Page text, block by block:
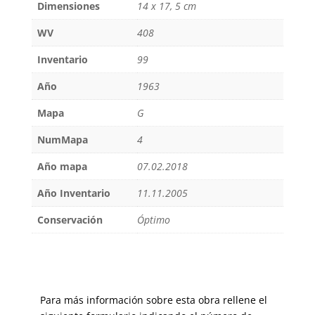
Dimensiones
14 x 17, 5 cm
WV
408
Inventario
99
Año
1963
Mapa
G
NumMapa
4
Año mapa
07.02.2018
Año Inventario
11.11.2005
Conservación
Óptimo
Para más información sobre esta obra rellene el